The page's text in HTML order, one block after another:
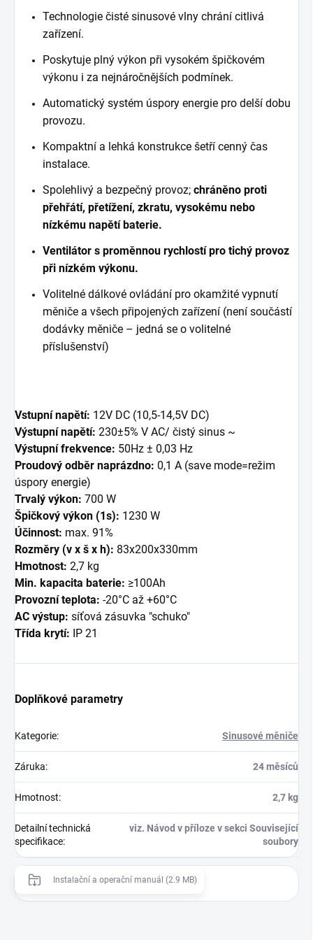
Technologie čisté sinusové vlny chrání citlivá
zařízení.
Poskytuje plný výkon při vysokém špičkovém
výkonu i za nejnáročnějších podmínek.
Automatický systém úspory energie pro delší dobu
provozu.
Kompaktní a lehká konstrukce šetří cenný čas
instalace.
Spolehlivý a bezpečný provoz; chráněno proti
přehřátí, přetížení, zkratu, vysokému nebo
nízkému napětí baterie.
Ventilátor s proměnnou rychlostí pro tichý provoz
při nízkém výkonu.
Volitelné dálkové ovládání pro okamžité vypnutí
měniče a všech připojených zařízení (není součástí
dodávky měniče – jedná se o volitelné
příslušenství)
Vstupní napětí: 12V DC (10,5-14,5V DC)
Výstupní napětí: 230±5% V AC/ čistý sinus ~
Výstupní frekvence: 50Hz ± 0,03 Hz
Proudový odběr naprázdno: 0,1 A (save mode=režim
úspory energie)
Trvalý výkon: 700 W
Špičkový výkon (1s): 1230 W
Účinnost: max. 91%
Rozměry (v x š x h): 83x200x330mm
Hmotnost: 2,7 kg
Min. kapacita baterie: ≥100Ah
Provozní teplota: -20°C až +60°C
AC výstup: síťová zásuvka "schuko"
Třída krytí: IP 21
Doplňkové parametry
Kategorie: Sinusové měniče
Záruka: 24 měsíců
Hmotnost: 2,7 kg
Detailní technická
specifikace:
viz. Návod v příloze v sekci Související
soubory
Instalační a operační manuál (2.9 MB)